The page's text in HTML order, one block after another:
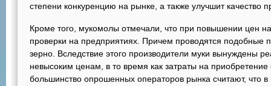
степени конкуренцию на рынке, а также улучшит качество
Кроме того, мукомолы отмечали, что при повышении цен
проверки на предприятиях. Причем проводятся подобные
зерно. Вследствие этого производители муки вынуждены
невысоким ценам, в то время как затраты на
большинство опрошенных операторов рынка считают, что